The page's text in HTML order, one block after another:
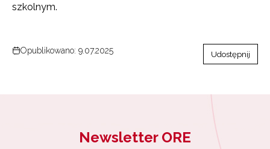
szkolnym.
Opublikowano: 9.07.2025 Udostępnij
Newsletter ORE